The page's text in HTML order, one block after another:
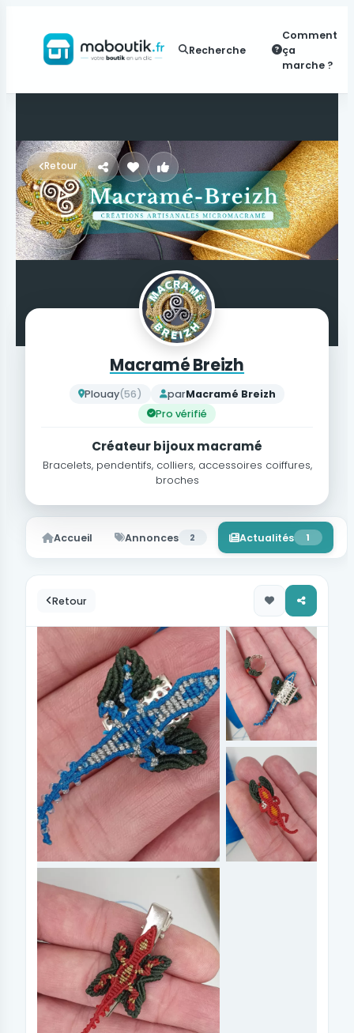
Recherche
Comment
ça
marche ?
Retour
Macramé Breizh
Plouay(56) parMacramé Breizh
Pro vérifié
Créateur bijoux macramé
Bracelets, pendentifs, colliers, accessoires coiffures,
broches
Accueil Annonces 2 Actualités 1
Retour